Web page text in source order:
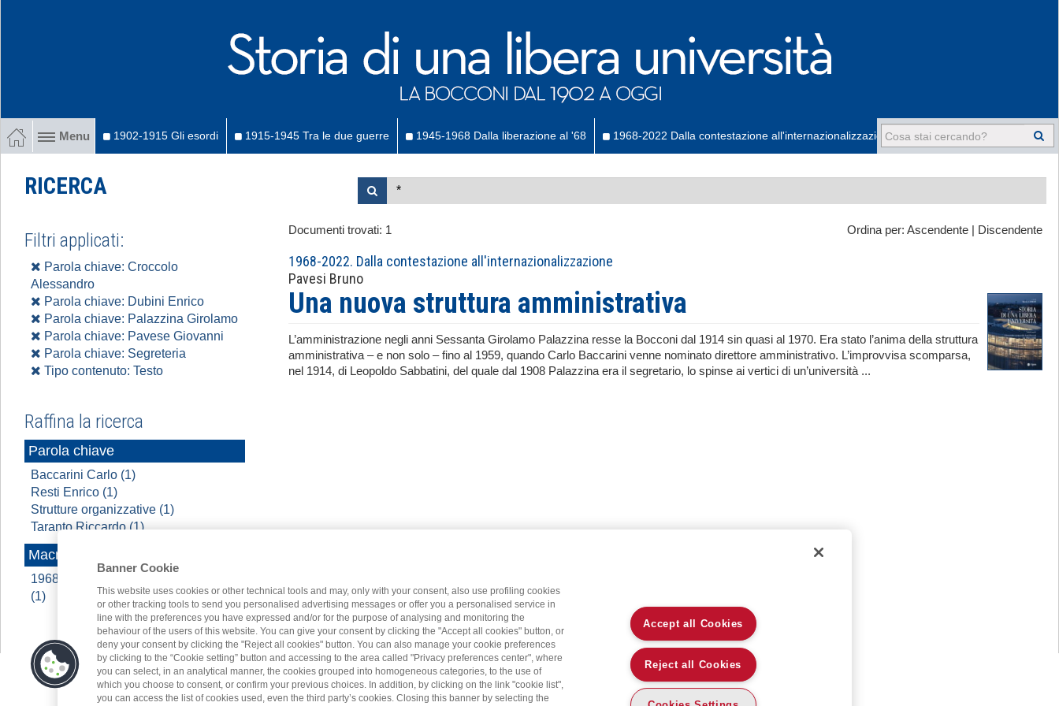
Menu 1902-1915 Gli esordi 1915-1945 Tra le due guerre 1945-1968 Dalla liberazione al '68 1968-2022 Dalla contestazione all'internazionalizzazione -
RICERCA
Ordina per: Ascendente Discendente
Documenti trovati: 1
1968-2022. Dalla contestazione all'internazionalizzazione
Pavesi Bruno
Una nuova struttura amministrativa
L’amministrazione negli anni Sessanta Girolamo Palazzina resse la Bocconi dal 1914 sin quasi al 1970. Era stato l’anima della struttura
amministrativa – e non solo – fino al 1959, quando Carlo Baccarini venne nominato direttore amministrativo. L’improvvisa scomparsa,
nel 1914, di Leopoldo Sabbatini, del quale dal 1908 Palazzina era il segretario, lo spinse ai vertici di un’università ...
Filtri applicati:
Parola chiave: Croccolo
Alessandro
Parola chiave: Dubini Enrico
Parola chiave: Palazzina Girolamo
Parola chiave: Pavese Giovanni
Parola chiave: Segreteria
Tipo contenuto: Testo
Raffina la ricerca
Parola chiave
Baccarini Carlo (1)
Resti Enrico (1)
Strutture organizzative (1)
Taranto Riccardo (1)
Macroarea
1968 - 2022 A cavallo di due secoli
(1)
Banner Cookie
This website uses cookies or other technical tools and may, only with your consent, also use profiling cookies
or other tracking tools to send you personalised advertising messages or offer you a personalised service in
line with the preferences you have expressed and/or for the purpose of analysing and monitoring the
behaviour of the users of this website. You can give your consent by clicking the "Accept all cookies" button, or
deny your consent by clicking the "Reject all cookies" button. You can also manage your cookie preferences
by clicking to the “Cookie setting” button and accessing to the area called "Privacy preferences center", where
you can select, in an analytical manner, the cookies grouped into homogeneous categories, to the use of
which you choose to consent, or confirm your previous choices. In addition, by clicking on the link "cookie list",
you can access the list of cookies used, even the third party’s cookies. Closing this banner by selecting the
Accept all Cookies
Reject all Cookies